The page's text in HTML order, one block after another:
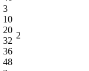
3
10
20
32
36
48
2